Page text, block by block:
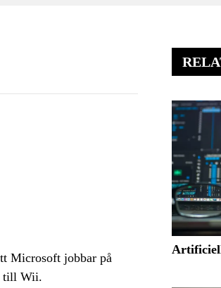
Microsoft jobbar på
till Wii.